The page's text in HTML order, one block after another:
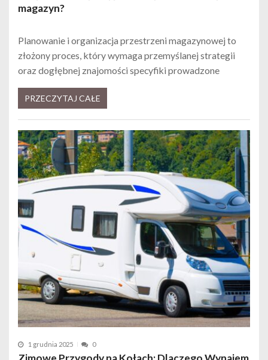
magazyn?
Planowanie i organizacja przestrzeni magazynowej to
złożony proces, który wymaga przemyślanej strategii
oraz dogłębnej znajomości specyfiki prowadzone
PRZECZYTAJ CAŁE
1 grudnia 2025 0